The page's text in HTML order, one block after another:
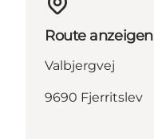
Route anzeigen
Valbjergvej
9690 Fjerritslev